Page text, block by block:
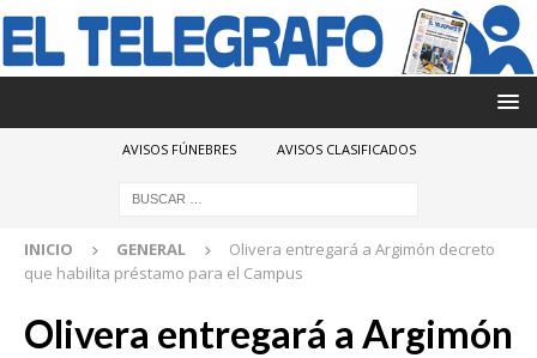
AVISOS FÚNEBRES AVISOS CLASIFICADOS
INICIO GENERAL
Olivera entregará a Argimón decreto
que habilita préstamo para el Campus
Olivera entregará a Argimón